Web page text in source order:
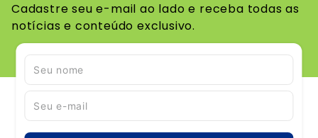
Cadastre seu e-mail ao lado e receba todas as
notícias e conteúdo exclusivo.